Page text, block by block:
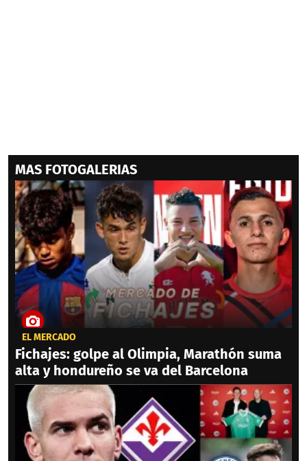
MAS FOTOGALERIAS
EL MERCADO
Fichajes: golpe al Olimpia, Marathón suma
alta y hondureño se va del Barcelona